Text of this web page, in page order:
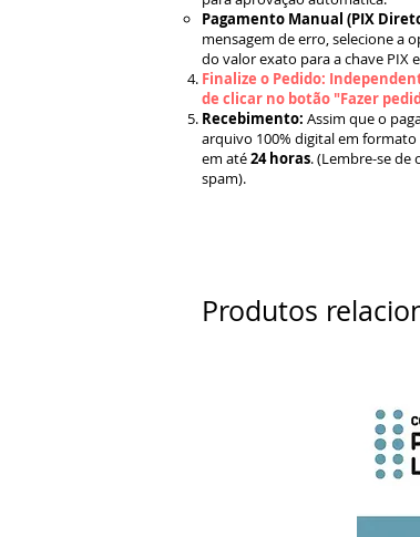
Pagamento Manual (PIX
mensagem de erro, selecione a
do valor exato para a chave PIX
Finalize o Pedido:
de clicar no botão "Fazer
Recebimento: Assim que o
arquivo 100% digital em
em até24 horas. (Lembre-se de
spam).
Produtos